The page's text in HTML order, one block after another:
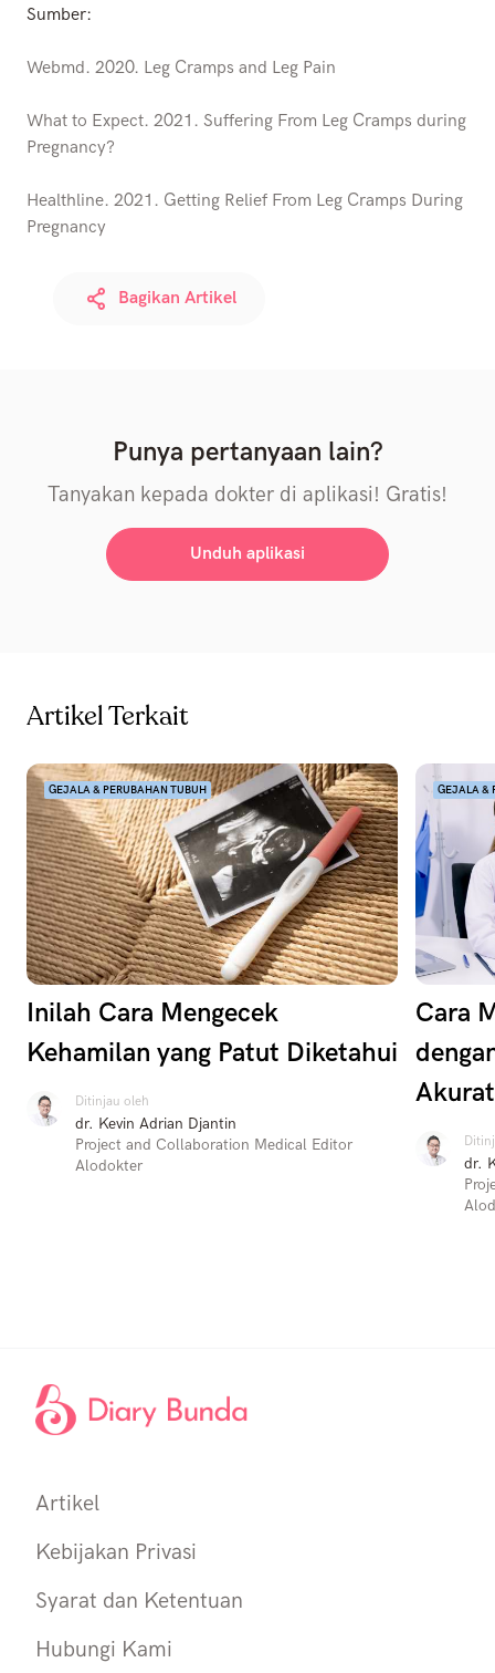
Sumber:
Webmd. 2020. Leg Cramps and Leg Pain
What to Expect. 2021. Suffering From Leg Cramps during
Pregnancy?
Healthline. 2021. Getting Relief From Leg Cramps During
Pregnancy
Bagikan Artikel
Punya pertanyaan lain?
Tanyakan kepada dokter di aplikasi! Gratis!
Unduh aplikasi
Artikel Terkait
GEJALA & PERUBAHAN TUBUH
Inilah Cara Mengecek
Kehamilan yang Patut Diketahui
Ditinjau oleh
dr. Kevin Adrian Djantin
Project and Collaboration Medical Editor
Alodokter
GEJALA &
Cara
dr.
Artikel
Kebijakan Privasi
Syarat dan Ketentuan
Hubungi Kami